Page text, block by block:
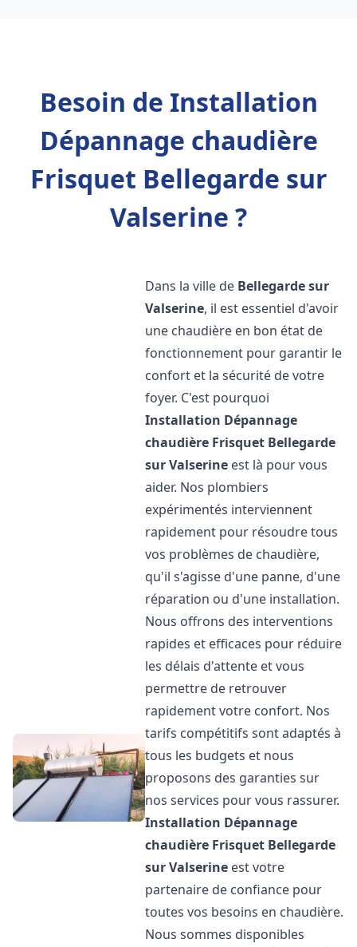
Besoin de Installation
Dépannage chaudière
Frisquet Bellegarde sur
Valserine ?
Dans la ville de Bellegarde sur
Valserine, il est essentiel d'avoir
une chaudière en bon état de
fonctionnement pour garantir le
confort et la sécurité de votre
foyer. C'est pourquoi
Installation Dépannage
chaudière Frisquet Bellegarde
sur Valserine est là pour vous
aider. Nos plombiers
expérimentés interviennent
rapidement pour résoudre tous
vos problèmes de chaudière,
qu'il s'agisse d'une panne, d'une
réparation ou d'une installation.
Nous offrons des interventions
rapides et efficaces pour réduire
les délais d'attente et vous
permettre de retrouver
rapidement votre confort. Nos
tarifs compétitifs sont adaptés à
tous les budgets et nous
proposons des garanties sur
nos services pour vous rassurer.
Installation Dépannage
chaudière Frisquet Bellegarde
sur Valserine est votre
partenaire de confiance pour
toutes vos besoins en chaudière.
Nous sommes disponibles